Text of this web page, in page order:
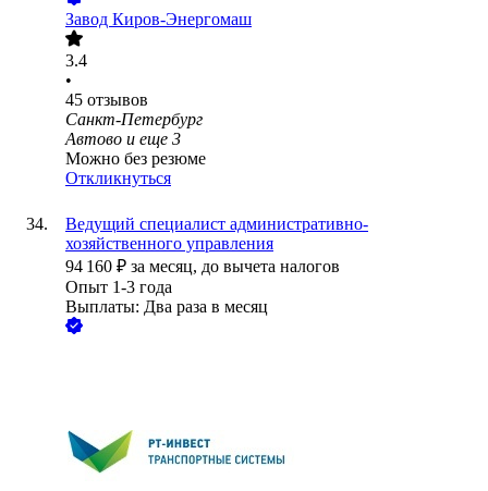
Завод Киров-Энергомаш
3.4
•
45 отзывов
Санкт-Петербург
Автово и еще 3
Можно без резюме
Откликнуться
Ведущий специалист административно-
хозяйственного управления
94 160 ₽ за месяц, до вычета налогов
Опыт 1-3 года
Выплаты: Два раза в месяц